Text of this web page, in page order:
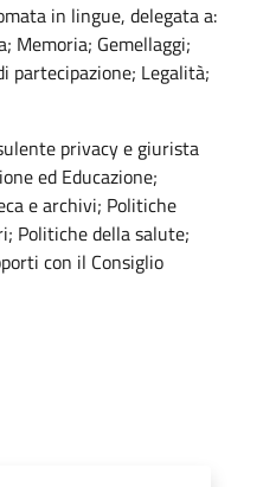
in lingue, delegata a:
Memoria; Gemellaggi;
partecipazione; Legalità;
privacy e giurista
ed Educazione;
e archivi; Politiche
Politiche della salute;
con il Consiglio